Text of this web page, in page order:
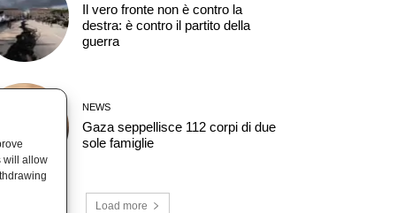
will allow
Il vero fronte non è contro la
destra: è contro il partito della
guerra
NEWS
Gaza seppellisce 112 corpi di due
sole famiglie
Load more